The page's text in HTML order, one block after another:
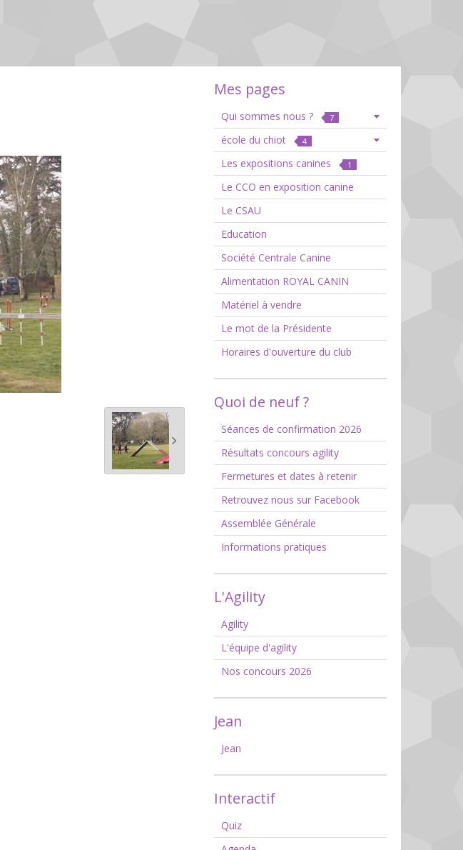
Mes pages
Qui sommes nous ? 7
école du chiot 4
Les expositions canines 1
Le CCO en exposition canine
Le CSAU
Education
Société Centrale Canine
Alimentation ROYAL CANIN
Matériel à vendre
Le mot de la Présidente
Horaires d'ouverture du club
Quoi de neuf ?
Séances de confirmation 2026
Résultats concours agility
Fermetures et dates à retenir
Retrouvez nous sur Facebook
Assemblée Générale
Informations pratiques
L'Agility
Agility
L'équipe d'agility
Nos concours 2026
Jean
Jean
Interactif
Quiz